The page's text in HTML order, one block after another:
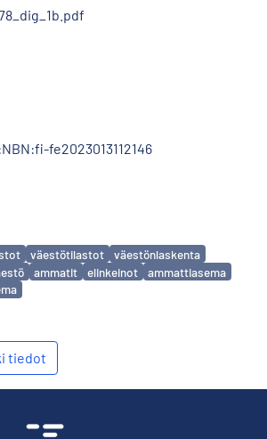
fe2023013112146
väestötilastot
väestönlaskenta
ammatit elinkeinot
ammattiasema
tiedot